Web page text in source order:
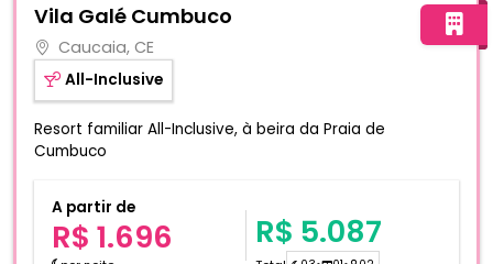
Vila Galé Cumbuco
Caucaia, CE
All-Inclusive
Resort familiar All-Inclusive, à beira da Praia de
Cumbuco
A partir de
R$ 1.696 R$ 5.087